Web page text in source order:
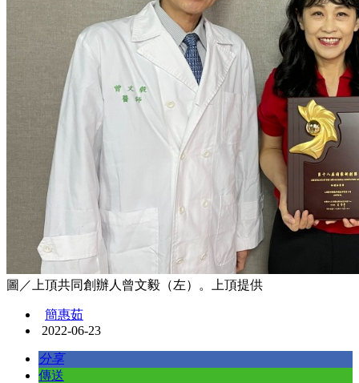
圖／上頂共同創辦人曾文毅（左）。上頂提供
簡惠茹
2022-06-23
分享
傳送